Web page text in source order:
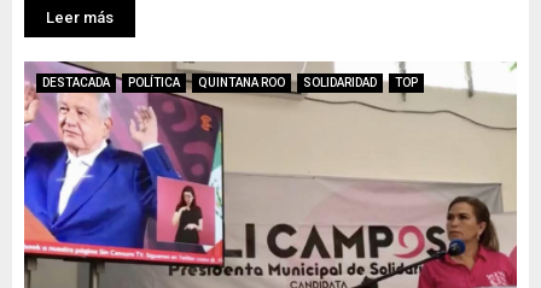
Leer más
DESTACADA POLÍTICA QUINTANA ROO SOLIDARIDAD TOP